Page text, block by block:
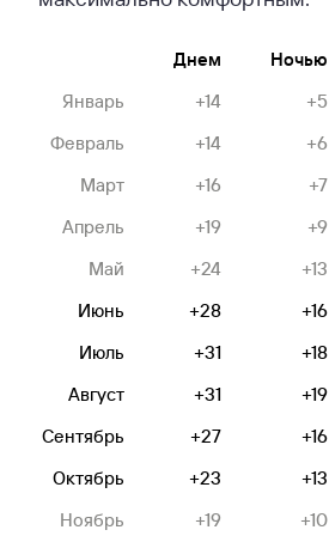
Днем Ночью
Январь
+14 +5
Февраль
+14 +6
Март
+16 +7
Апрель
+19 +9
Май
+24 +13
Июнь
+28 +16
Июль
+31 +18
Август
+31 +19
Сентябрь
+27 +16
Октябрь
+23 +13
Ноябрь
+19 +10